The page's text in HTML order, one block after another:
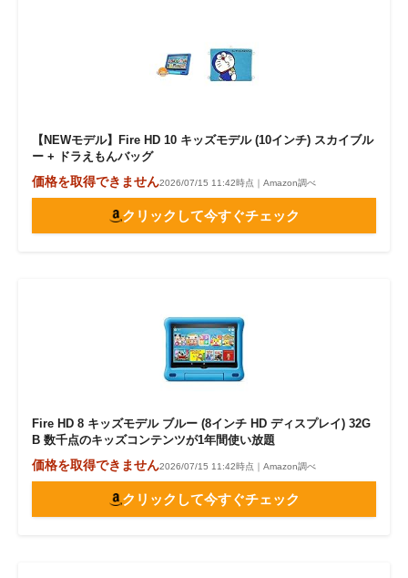
【NEWモデル】Fire HD 10 キッズモデル (10インチ) スカイブル
ー + ドラえもんバッグ
価格を取得できません2026/07/15 11:42時点｜Amazon調べ
クリックして今すぐチェック
Fire HD 8 キッズモデル ブルー (8インチ HD ディスプレイ) 32G
B 数千点のキッズコンテンツが1年間使い放題
価格を取得できません2026/07/15 11:42時点｜Amazon調べ
クリックして今すぐチェック